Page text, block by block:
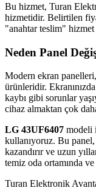
Bu hizmet, Turan
hizmetidir. Belirtilen
"anahtar teslim"
Neden Panel
Modern ekran
ürünleridir.
kaybı gibi sorunlar
cihaz almaktan çok
LG 43UF6407 modeli
kullanıyoruz. Bu
kazandırır ve uzun
temiz oda ortamında
Turan Elektronik